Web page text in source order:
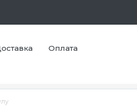
Оплата